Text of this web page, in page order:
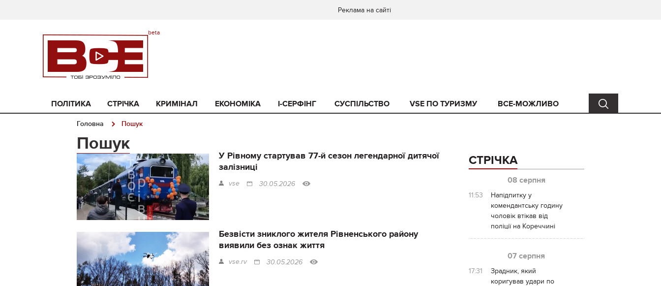
Реклама на сайті
ПОЛІТИКА СТРІЧКА КРИМІНАЛ ЕКОНОМІКА I-СЕРФІНГ СУСПІЛЬСТВО VSE ПО ТУРИЗМУ ВСЕ-МОЖЛИВО
Головна Пошук
Пошук
У Рівному стартував 77-й сезон легендарної дитячої
залізниці
vse 30.05.2026
Безвісти зниклого жителя Рівненського району
виявили без ознак життя
vse.rv 30.05.2026
СТРІЧКА
08 серпня
11:53
Напідпитку у
комендантську годину
чоловік втікав від
поліції на Кореччині
07 серпня
17:31
Зрадник, який
коригував удари по